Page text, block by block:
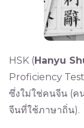
HSK (Hanyu
Proficiency
ซึ่งใม่ใช่คนจีน (ค
จีนที่ใช้ภาษาถิ่น).